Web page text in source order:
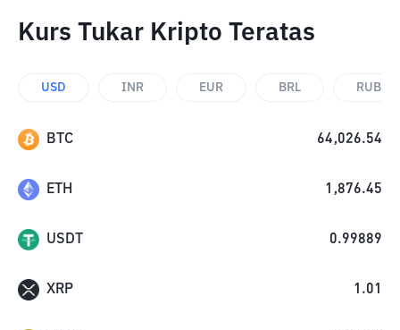
Kurs Tukar Kripto Teratas
USD INR EUR BRL RUB
BTC 64,026.54
ETH 1,876.45
USDT 0.99889
XRP 1.01